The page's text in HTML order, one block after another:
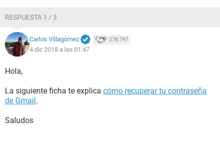
RESPUESTA 1 / 3
Carlos Villagómez 278.797
4 dic 2018 a las 01:47
Hola,
La siguiente ficha te explica cómo recuperar tu contraseña
de Gmail.
Saludos